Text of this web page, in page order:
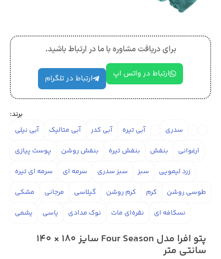
برای دریافت مشاوره با ما در ارتباط باشید.
ارتباط در واتس اپ ارتباط در تلگرام
برند:
سدری
آبی تیره آبی کدر آبی متالیک
آبی نیلی
ارغوانی
بنفش بنفش تیره بنفش روشن
پوست پیازی
زرد لیمویی
سبز سبز سدری سرمه ای
سرمه ای تیره
طوسی روشن
کرم کرم روشن گیلاسی مرجانی
مشکی
نسکافه ای
نقره‌ای مات نوک مدادی یاسی یشمی
پتو افرا مدل Four Season سایز 180 × 140
سانتی متر